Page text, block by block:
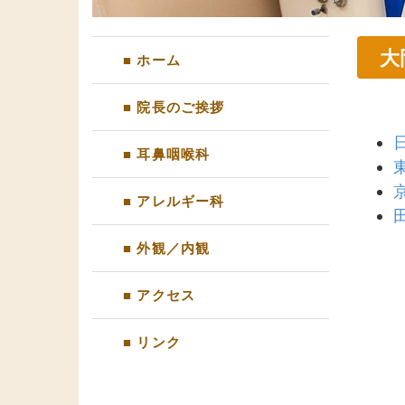
■ ホーム
■ 院長のご挨拶
■ 耳鼻咽喉科
■ アレルギー科
■ 外観／内観
■ アクセス
■ リンク